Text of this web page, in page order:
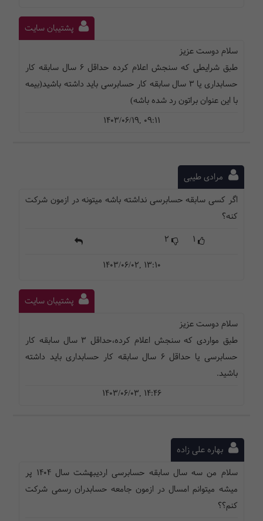
پشتیبان سایت
سلام دوست عزیز
طبق شرایطی که سنجش اعلام کرده حداقل 6 سال سابقه کار
حسابداری یا 3 سال سابقه کار حسابرسی باید داشته باشید(بیمه
با این عنوان براتون رد شده باشه)
1403/06/19, 09:11
مرادی طیبی
اگر کسی سابقه حسابرسی نداشته باشه میتونه در ازمون شرکت
کنه؟
1403/06/02, 13:10
پشتیبان سایت
سلام دوست عزیز
طبق مواردی که سنجش اعلام کرده،حداقل 3 سال سابقه کار
حسابرسی یا حداقل 6 سال سابقه کار حسابداری باید داشته
باشید.
1403/06/03, 14:46
بهاره علی زاده
سلام من سه سال سابقه حسابرسی اردیبهشت سال 1404 پر
میشه میتوانم امسال در ازمون جامعه حسابدران رسمی شرکت
کنم؟؟